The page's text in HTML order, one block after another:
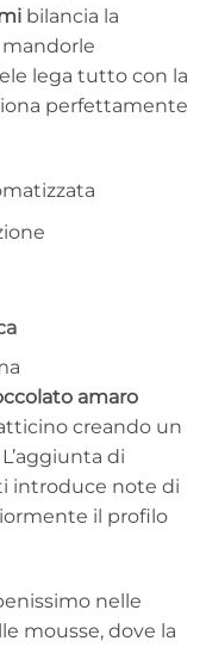
bilancia la
mandorle
lega tutto con la
perfettamente
amaro
creando un
di
introduce note di
il profilo
nelle
mousse, dove la